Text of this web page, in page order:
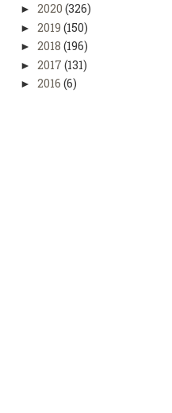
► 2020 (326)
► 2019 (150)
► 2018 (196)
► 2017 (131)
► 2016 (6)